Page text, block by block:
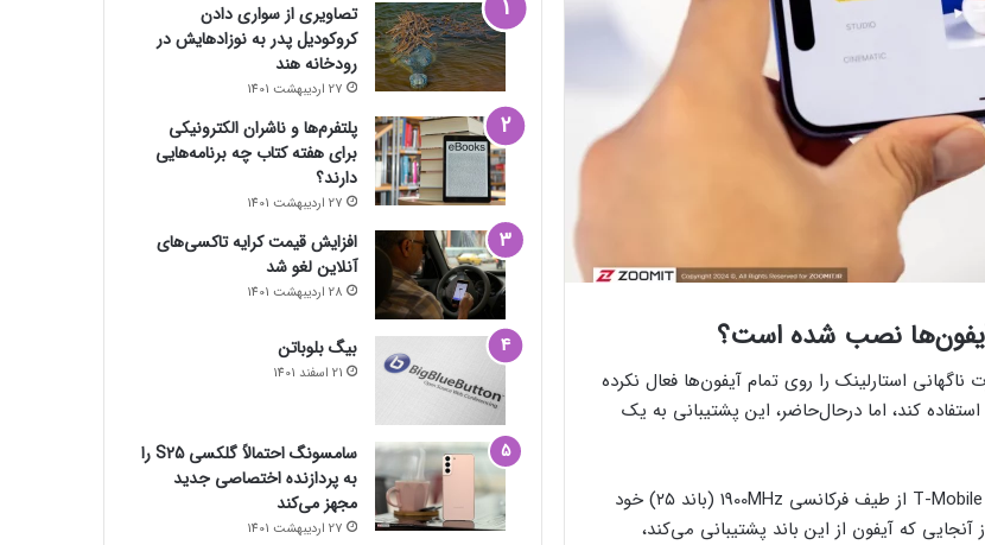
آیفون‌ها نصب شده است؟
استارلینک را روی تمام آیفون‌ها فعال نکرده
کند، اما درحال‌حاضر، این پشتیبانی به یک
این همکاری به‌طور مستقیم بین اپل و استارلینک نیست. در واقع، T-Mobile از طیف فرکانسی 1900MHz (باند ۲۵) خود
که آیفون از این باند پشتیبانی می‌کند،
تصاویری از سواری دادن
کروکودیل پدر به نوزادهایش در
رودخانه هند
27 اردیبهشت 1401
پلتفرم‌ها و ناشران الکترونیکی
برای هفته کتاب چه برنامه‌هایی
دارند؟
27 اردیبهشت 1401
افزایش قیمت کرایه تاکسی‌های
آنلاین لغو شد
28 اردیبهشت 1401
بیگ بلوباتن
21 اسفند 1401
سامسونگ احتمالاً گلکسی S25 را
به پردازنده اختصاصی جدید
مجهز می‌کند
27 اردیبهشت 1401